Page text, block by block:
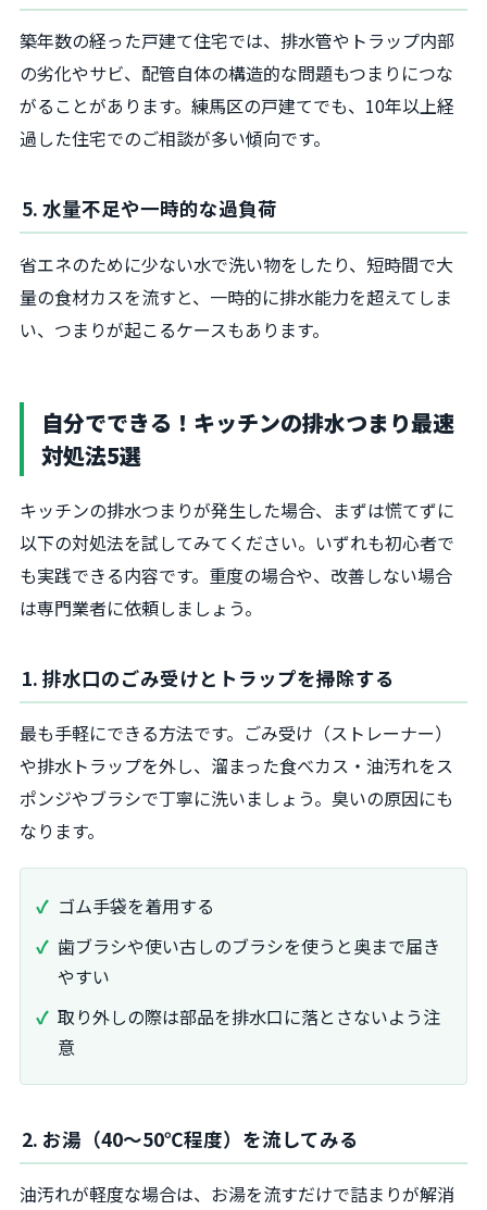
築年数の経った戸建て住宅では、排水管やトラップ内部
の劣化やサビ、配管自体の構造的な問題もつまりにつな
がることがあります。練馬区の戸建てでも、10年以上経
過した住宅でのご相談が多い傾向です。
5. 水量不足や一時的な過負荷
省エネのために少ない水で洗い物をしたり、短時間で大
量の食材カスを流すと、一時的に排水能力を超えてしま
い、つまりが起こるケースもあります。
自分でできる！キッチンの排水つまり最速
対処法5選
キッチンの排水つまりが発生した場合、まずは慌てずに
以下の対処法を試してみてください。いずれも初心者で
も実践できる内容です。重度の場合や、改善しない場合
は専門業者に依頼しましょう。
1. 排水口のごみ受けとトラップを掃除する
最も手軽にできる方法です。ごみ受け（ストレーナー）
や排水トラップを外し、溜まった食べカス・油汚れをス
ポンジやブラシで丁寧に洗いましょう。臭いの原因にも
なります。
ゴム手袋を着用する
歯ブラシや使い古しのブラシを使うと奥まで届き
やすい
取り外しの際は部品を排水口に落とさないよう注
意
2. お湯（40～50℃程度）を流してみる
油汚れが軽度な場合は、お湯を流すだけで詰まりが解消